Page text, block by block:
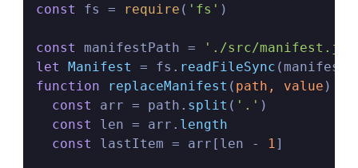
const
fs = require ( 'fs' )
const manifestPath =
'./src/
let
Manifest = fs. readFileSync
function
replaceManifest ( path, value ) {
const
arr = path. split ( '.' )
const
len = arr. length
const
lastItem = arr[len - 1 ]